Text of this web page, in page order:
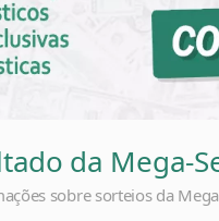
da Mega-
sobre sorteios da